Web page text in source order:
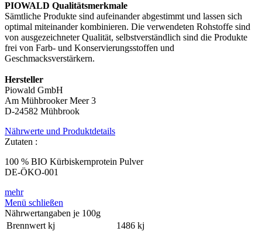
PIOWALD Qualitätsmerkmale
Sämtliche Produkte sind aufeinander abgestimmt und lassen sich
optimal miteinander kombinieren. Die verwendeten Rohstoffe sind
von ausgezeichneter Qualität, selbstverständlich sind die Produkte
frei von Farb- und Konservierungsstoffen und
Geschmacksverstärkern.
Hersteller
Piowald GmbH
Am Mühbrooker Meer 3
D-24582 Mühbrook
Nährwerte und Produktdetails
Zutaten :
100 % BIO Kürbiskernprotein Pulver
DE-ÖKO-001
mehr
Menü schließen
Nährwertangaben je 100g
Brennwert kj
1486 kj